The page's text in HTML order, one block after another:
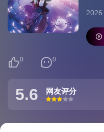
2026
0 0
5.6 网友评分
很差
较差还行推荐力荐